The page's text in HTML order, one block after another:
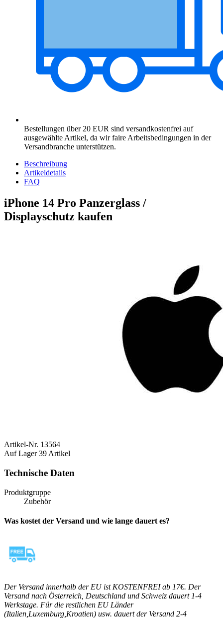
Bestellungen über 20 EUR sind versandkostenfrei auf
ausgewählte Artikel, da wir faire Arbeitsbedingungen in der
Versandbranche unterstützen.
Beschreibung
Artikeldetails
FAQ
iPhone 14 Pro Panzerglass /
Displayschutz kaufen
Artikel-Nr. 13564
Auf Lager 39 Artikel
Technische Daten
Produktgruppe
Zubehör
Was kostet der Versand und wie lange dauert es?
Der Versand innerhalb der EU ist KOSTENFREI ab 17€. Der
Versand nach Österreich, Deutschland und Schweiz dauert 1-4
Werkstage. Für die restlichen EU Länder
(Italien,Luxemburg,Kroatien) usw. dauert der Versand 2-4